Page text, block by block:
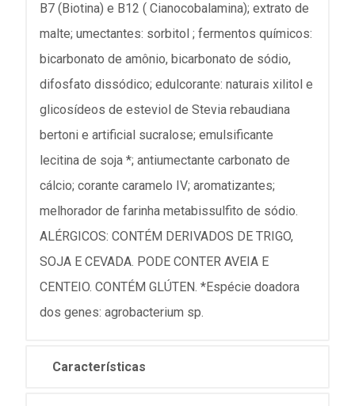
B7 (Biotina) e B12 ( Cianocobalamina); extrato de
malte; umectantes: sorbitol ; fermentos químicos:
bicarbonato de amônio, bicarbonato de sódio,
difosfato dissódico; edulcorante: naturais xilitol e
glicosídeos de esteviol de Stevia rebaudiana
bertoni e artificial sucralose; emulsificante
lecitina de soja *; antiumectante carbonato de
cálcio; corante caramelo IV; aromatizantes;
melhorador de farinha metabissulfito de sódio.
ALÉRGICOS: CONTÉM DERIVADOS DE TRIGO,
SOJA E CEVADA. PODE CONTER AVEIA E
CENTEIO. CONTÉM GLÚTEN. *Espécie doadora
dos genes: agrobacterium sp.
Características